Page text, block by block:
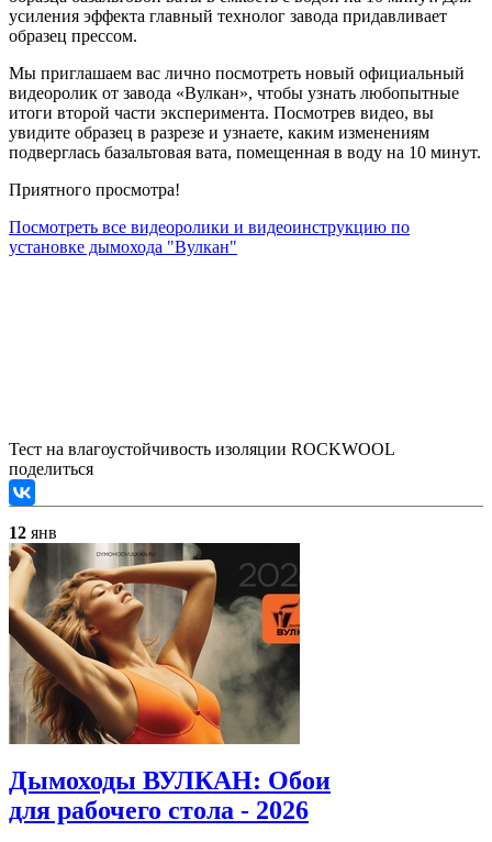
усиления эффекта главный технолог завода придавливает
образец прессом.
Мы приглашаем вас лично посмотреть новый официальный
видеоролик от завода «Вулкан», чтобы узнать любопытные
итоги второй части эксперимента. Посмотрев видео, вы
увидите образец в разрезе и узнаете, каким изменениям
подверглась базальтовая вата, помещенная в воду на 10 минут.
Приятного просмотра!
Посмотреть все видеоролики и видеоинструкцию по
установке дымохода "Вулкан"
Тест на влагоустойчивость изоляции ROCKWOOL
поделиться
12 янв
Дымоходы ВУЛКАН: Обои
для рабочего стола - 2026